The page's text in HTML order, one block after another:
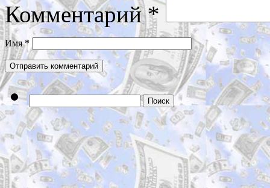
Комментарий*
Имя*